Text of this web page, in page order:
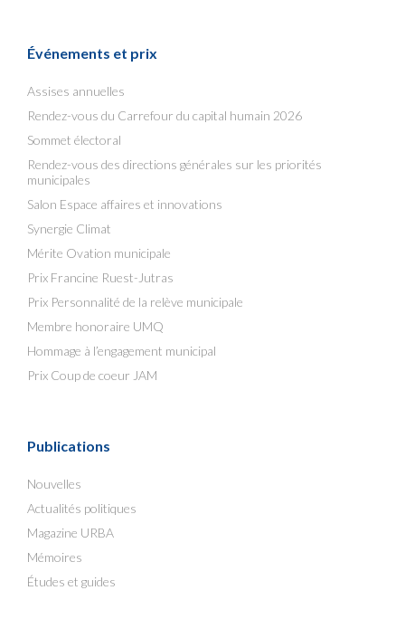
Événements et prix
Assises annuelles
Rendez-vous du Carrefour du capital humain 2026
Sommet électoral
Rendez-vous des directions générales sur les priorités
municipales
Salon Espace affaires et innovations
Synergie Climat
Mérite Ovation municipale
Prix Francine Ruest-Jutras
Prix Personnalité de la relève municipale
Membre honoraire UMQ
Hommage à l’engagement municipal
Prix Coup de coeur JAM
Publications
Nouvelles
Actualités politiques
Magazine URBA
Mémoires
Études et guides